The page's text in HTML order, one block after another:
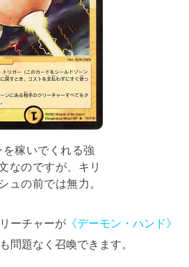
を稼いでくれる強
なのですが、キリ
ュの前では無力。
ーチャーが 《デーモン・ハンド》
問題なく召喚できます。